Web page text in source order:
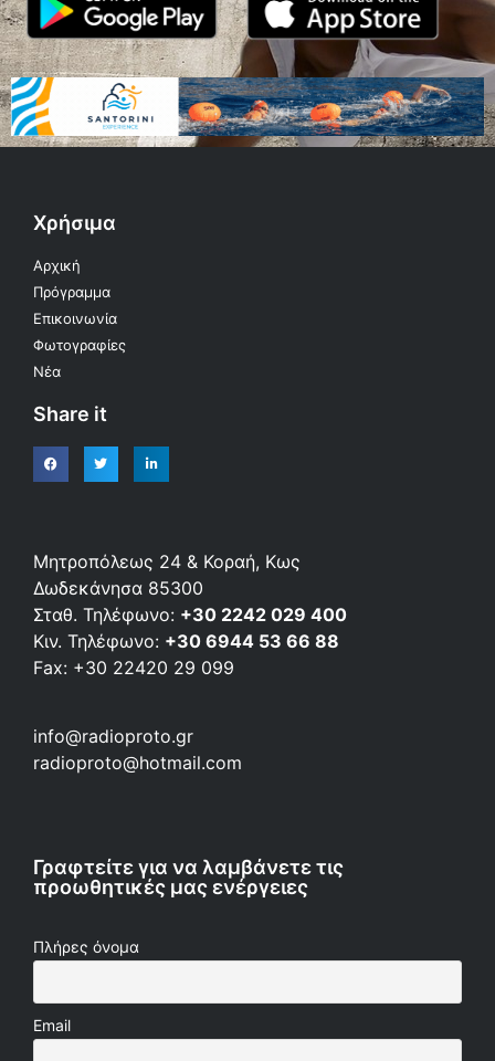
Χρήσιμα
Αρχική
Πρόγραμμα
Επικοινωνία
Φωτογραφίες
Νέα
Share it
Μητροπόλεως 24 & Κοραή, Κως
Δωδεκάνησα 85300
Σταθ. Τηλέφωνο: +30 2242 029 400
Κιν. Τηλέφωνο: +30 6944 53 66 88
Fax: +30 22420 29 099
info@radioproto.gr
radioproto@hotmail.com
Γραφτείτε για να λαμβάνετε τις
προωθητικές μας ενέργειες
Πλήρες όνομα
Email